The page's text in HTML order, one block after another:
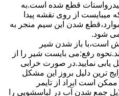
ﻫﯿﺪرواﺳﺘﺎت ﻗﻄﻊ ﺷﺪه اﺳﺖ.به
میبایست از روی ﻧﻘﺸﻪ ﭘﯿﺪا
ﺷﺪن اﯾﻦ ﺳﯿﻢ ﻣﻨﺠﺮ ﺑﻪ
شود.
اﺳﺖ،ﺑﺎ ﺑﺎز ﺷﺪن ﺷﯿﺮ
رﻓﻊ:می بایست ﺷﯿﺮ را از
یابی نمایید.در صورت خرابی
ترین دلیل بروز این مشکل
است ایراد از تایمر
جمع شدن آب در لباسشویی را